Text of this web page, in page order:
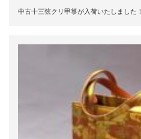
中古十三弦クリ甲箏が入荷いたしました！